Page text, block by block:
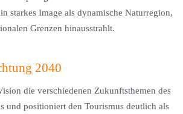
starkes Image als dynamische Naturregion,
Grenzen hinausstrahlt.
2040
die verschiedenen Zukunftsthemen des
und positioniert den Tourismus deutlich als